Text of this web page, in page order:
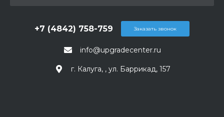
info@upgradecenter.ru
+7 (4842) 758-759
г. Калуга, , ул. Баррикад, 157
Заказать звонок